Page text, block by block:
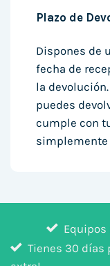
Plazo de
Dispones de
fecha de
la
puedes
cumple con
simplemente
Equipos
Tienes 30 días